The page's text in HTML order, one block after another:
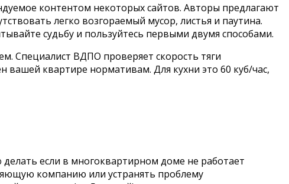
контентом некоторых сайтов. Авторы предлагают
легко возгораемый мусор, листья и паутина.
судьбу и пользуйтесь первыми двумя способами.
Специалист ВДПО проверяет скорость тяги
вашей квартире нормативам. Для кухни это 60 куб/час,
если в многоквартирном доме не работает
компанию или устранять проблему